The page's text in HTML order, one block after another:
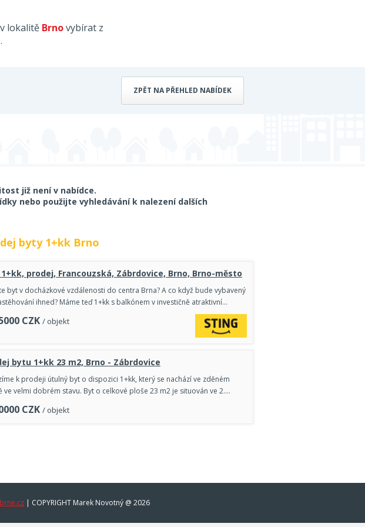
lokalitě Brnovybírat z
.
ZPĚT NA PŘEHLED NABÍDEK
již není v nabídce.
nebo použijte vyhledávání k nalezení dalších
byty 1+kk Brno
prodej, Francouzská, Zábrdovice, Brno, Brno-město
byt v docházkové vzdálenosti do centra Brna? A co když bude vybavený
ihned? Máme teď 1+kk s balkónem v investičně atraktivní…
CZK / objekt
bytu 1+kk 23 m2, Brno - Zábrdovice
k prodeji útulný byt o dispozici 1+kk, který se nachází ve zděném
ve velmi dobrém stavu. Byt o celkové ploše 23 m2 je situován ve 2.…
CZK / objekt
| COPYRIGHT Marek Novotný @ 2026